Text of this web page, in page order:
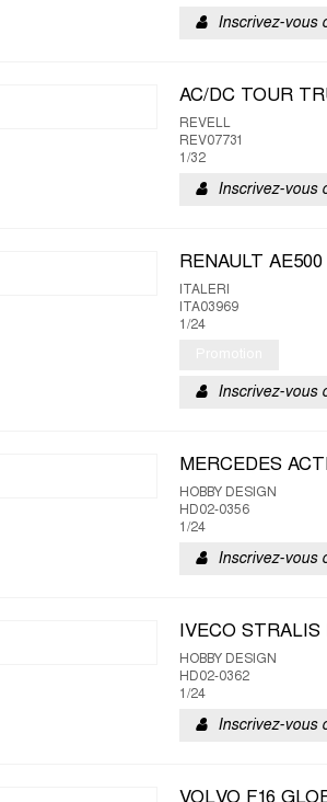
Inscrivez-vous
AC/DC TOUR
REVELL
REV07731
1/32
Inscrivez-vous
RENAULT
ITALERI
ITA03969
1/24
Inscrivez-vous
MERCEDES
HOBBY DESIGN
HD02-0356
1/24
Inscrivez-vous
IVECO STRALIS
HOBBY DESIGN
HD02-0362
1/24
Inscrivez-vous